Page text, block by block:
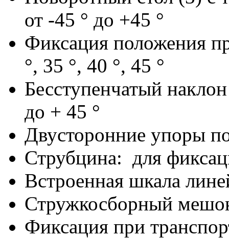
от -45 ° до +45 °
Фиксация положения
°, 35 °, 40 °, 45 °
Бесступенчатый
до + 45 °
Двусторонние упоры
Струбцина: для
Встроенная шкала
Стружкосборный
Фиксация при